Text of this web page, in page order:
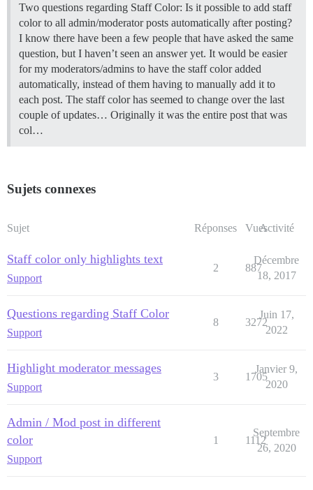
Two questions regarding Staff Color: Is it possible to add staff
color to all admin/moderator posts automatically after posting?
I know there have been a few people that have asked the same
question, but I haven’t seen an answer yet. It would be easier
for my moderators/admins to have the staff color added
automatically, instead of them having to manually add it to
each post. The staff color has seemed to change over the last
couple of updates… Originally it was the entire post that was
col…
Sujets connexes
Sujet Réponses VuesActivité
Staff color only highlights text
Support
2 887
Décembre
18, 2017
Questions regarding Staff Color
Support
8 3272
Juin 17,
2022
Highlight moderator messages
Support
3 1705
Janvier 9,
2020
Admin / Mod post in different
color
Support
1 1112
Septembre
26, 2020